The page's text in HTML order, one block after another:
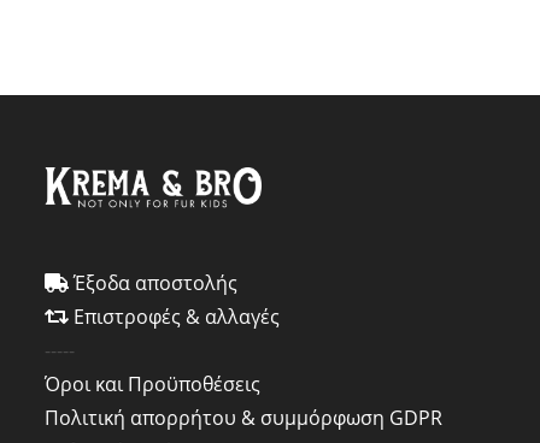
Έξοδα αποστολής
Επιστροφές & αλλαγές
-----
Όροι και Προϋποθέσεις
Πολιτική απορρήτου & συμμόρφωση GDPR